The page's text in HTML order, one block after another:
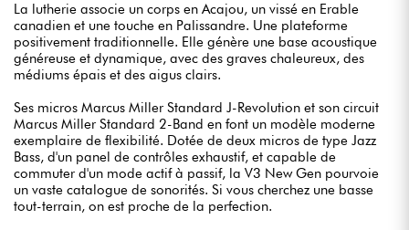
La lutherie associe un corps en Acajou, un vissé en Erable
canadien et une touche en Palissandre. Une plateforme
positivement traditionnelle. Elle génère une base acoustique
généreuse et dynamique, avec des graves chaleureux, des
médiums épais et des aigus clairs.
Ses micros Marcus Miller Standard J-Revolution et son circuit
Marcus Miller Standard 2-Band en font un modèle moderne
exemplaire de flexibilité. Dotée de deux micros de type Jazz
Bass, d'un panel de contrôles exhaustif, et capable de
commuter d'un mode actif à passif, la V3 New Gen pourvoie
un vaste catalogue de sonorités. Si vous cherchez une basse
tout-terrain, on est proche de la perfection.